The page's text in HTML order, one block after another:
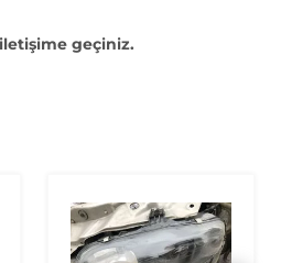
geçiniz.